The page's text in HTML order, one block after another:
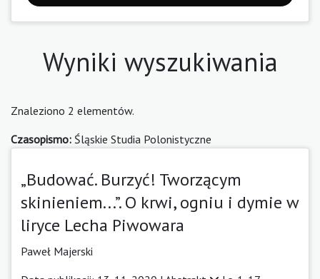
Wyniki wyszukiwania
Znaleziono 2 elementów.
Czasopismo: Śląskie Studia Polonistyczne
„Budować. Burzyć! Tworzącym
skinieniem...”. O krwi, ogniu i dymie w
liryce Lecha Piwowara
Paweł Majerski